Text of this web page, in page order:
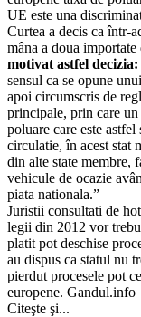
UE este una
Curtea a decis ca într-
mâna a doua
motivat astfel decizia:
sensul ca se opune
apoi circumscris de
principale, prin care
poluare care este
circulatie, în acest stat
din alte state membre,
vehicule de ocazie
piata nationala.”
Juristii consultati de
legii din 2012 vor
platit pot deschise
au dispus ca statul nu
pierdut procesele pot
europene. Gandul.info
Citeşte şi...